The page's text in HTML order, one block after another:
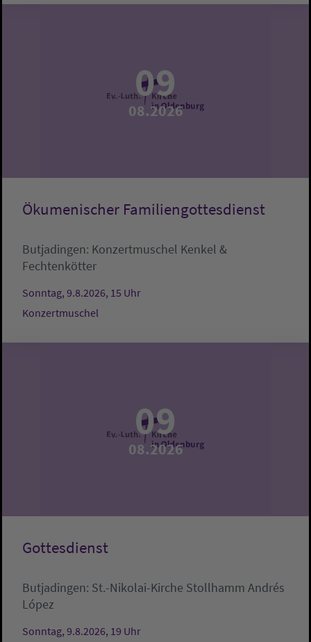
09
08.2026
Ökumenischer Familiengottesdienst
Butjadingen: Konzertmuschel Kenkel &
Fechtenkötter
Sonntag, 9.8.2026, 15 Uhr
Konzertmuschel
09
08.2026
Gottesdienst
Butjadingen: St.-Nikolai-Kirche Stollhamm Andrés
López
Sonntag, 9.8.2026, 19 Uhr